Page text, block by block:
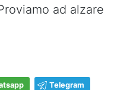
ad alzare
Telegram